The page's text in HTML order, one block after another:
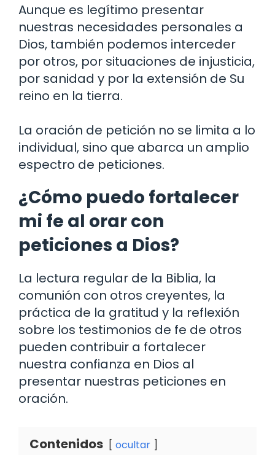
Aunque es legítimo presentar
nuestras necesidades personales a
Dios, también podemos interceder
por otros, por situaciones de injusticia,
por sanidad y por la extensión de Su
reino en la tierra.
La oración de petición no se limita a lo
individual, sino que abarca un amplio
espectro de peticiones.
¿Cómo puedo fortalecer
mi fe al orar con
peticiones a Dios?
La lectura regular de la Biblia, la
comunión con otros creyentes, la
práctica de la gratitud y la reflexión
sobre los testimonios de fe de otros
pueden contribuir a fortalecer
nuestra confianza en Dios al
presentar nuestras peticiones en
oración.
Contenidos ocultar